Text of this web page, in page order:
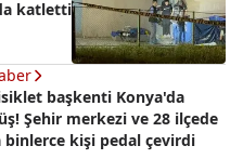
katletti
başkenti Konya'da
Şehir merkezi ve 28 ilçede
binlerce kişi pedal çevirdi